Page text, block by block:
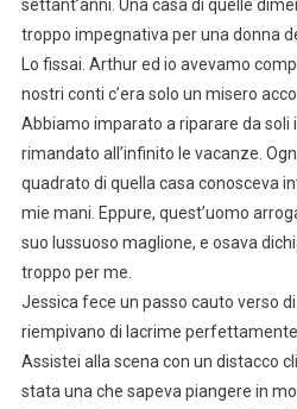
settant’anni. Una casa di quelle
troppo impegnativa per una donna
Lo fissai. Arthur ed io avevamo
nostri conti c’era solo un misero
Abbiamo imparato a riparare da soli
rimandato all’infinito le vacanze.
quadrato di quella casa conosceva
mie mani. Eppure, quest’uomo
suo lussuoso maglione, e osava
troppo per me.
Jessica fece un passo cauto verso
riempivano di lacrime
Assistei alla scena con un distacco
stata una che sapeva piangere in